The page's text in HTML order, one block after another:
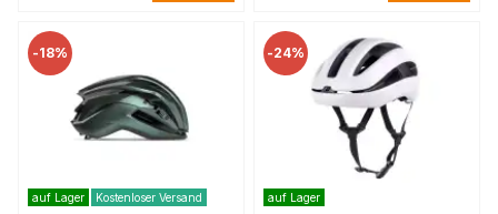
-18%
auf Lager Kostenloser Versand
-24%
auf Lager